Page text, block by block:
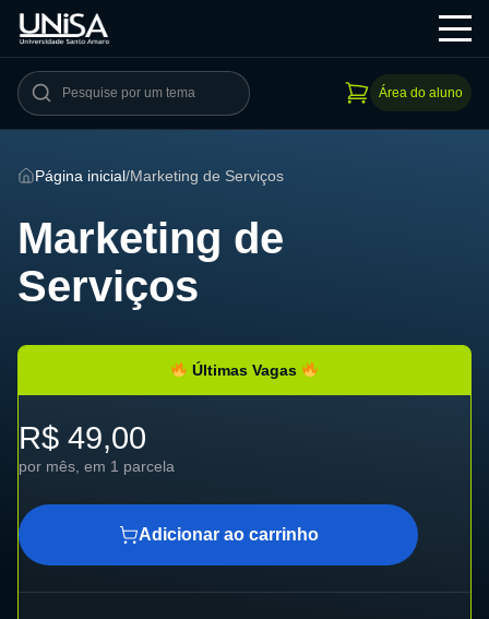
Área do aluno
Página inicial/Marketing de Serviços
Marketing de
Serviços
Últimas Vagas
R$ 49,00
por mês, em 1 parcela
Adicionar ao carrinho